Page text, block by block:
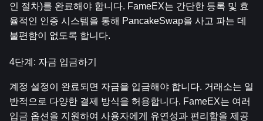
인 절차)를 완료해야 합니다. FameEX는 간단한 등록 및 효
율적인 인증 시스템을 통해 PancakeSwap을 사고 파는 데
불편함이 없도록 합니다.
4단계: 자금 입금하기
계정 설정이 완료되면 자금을 입금해야 합니다. 거래소는 일
반적으로 다양한 결제 방식을 허용합니다. FameEX는 여러
입금 옵션을 지원하여 사용자에게 유연성과 편리함을 제공